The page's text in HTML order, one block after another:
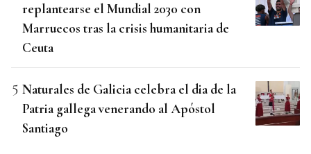
replantearse el Mundial 2030 con
Marruecos tras la crisis humanitaria de
Ceuta
Naturales de Galicia celebra el dia de la
Patria gallega venerando al Apóstol
Santiago